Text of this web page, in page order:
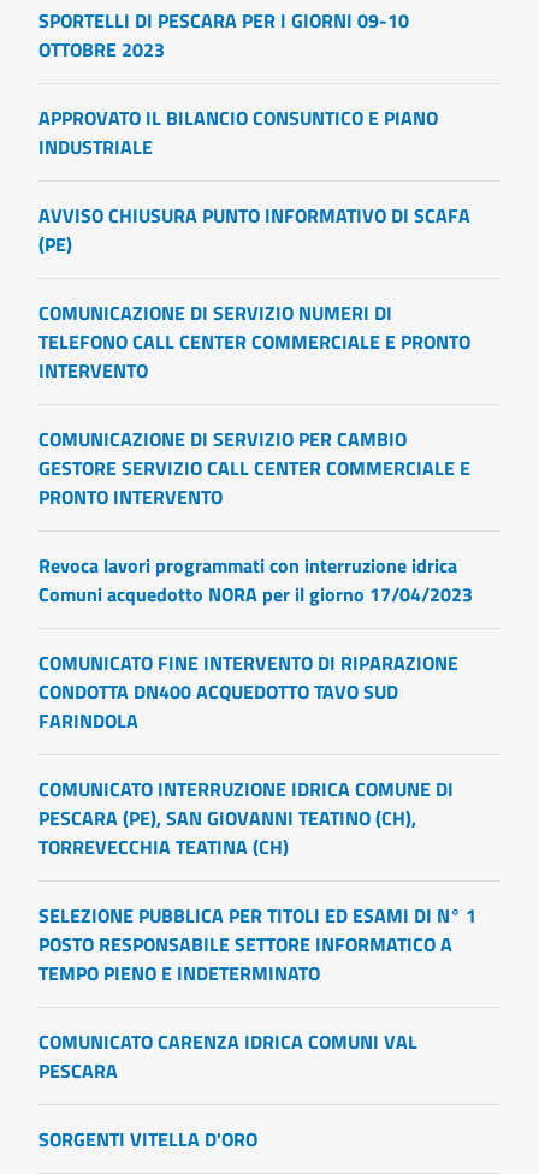
SPORTELLI DI PESCARA PER I GIORNI 09-10
OTTOBRE 2023
APPROVATO IL BILANCIO CONSUNTICO E PIANO
INDUSTRIALE
AVVISO CHIUSURA PUNTO INFORMATIVO DI SCAFA
(PE)
COMUNICAZIONE DI SERVIZIO NUMERI DI
TELEFONO CALL CENTER COMMERCIALE E PRONTO
INTERVENTO
COMUNICAZIONE DI SERVIZIO PER CAMBIO
GESTORE SERVIZIO CALL CENTER COMMERCIALE E
PRONTO INTERVENTO
Revoca lavori programmati con interruzione idrica
Comuni acquedotto NORA per il giorno 17/04/2023
COMUNICATO FINE INTERVENTO DI RIPARAZIONE
CONDOTTA DN400 ACQUEDOTTO TAVO SUD
FARINDOLA
COMUNICATO INTERRUZIONE IDRICA COMUNE DI
PESCARA (PE), SAN GIOVANNI TEATINO (CH),
TORREVECCHIA TEATINA (CH)
SELEZIONE PUBBLICA PER TITOLI ED ESAMI DI N° 1
POSTO RESPONSABILE SETTORE INFORMATICO A
TEMPO PIENO E INDETERMINATO
COMUNICATO CARENZA IDRICA COMUNI VAL
PESCARA
SORGENTI VITELLA D'ORO